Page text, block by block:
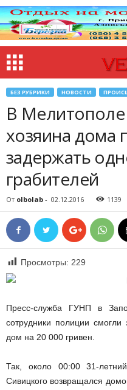
БЕЗ РУБРИКИ НОВОСТИ
В Мелитополе
хозяина дома
задержать
грабителей
От olbolab - 02.12.2016 1139
Просмотры: 229
Пресс-служба ГУНП в
сотрудники полиции смогли
дом на 20 000 гривен.
Так, около 00:00 31-
Сивицкого возвращался